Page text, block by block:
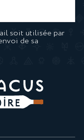
soit utilisée par
de sa